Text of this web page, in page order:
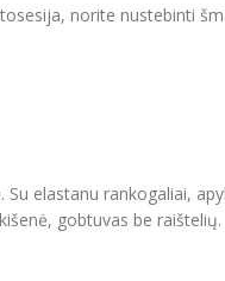
norite nustebinti
elastanu rankogaliai,
gobtuvas be